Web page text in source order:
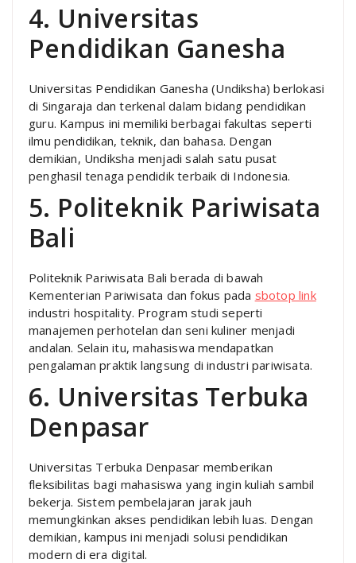
4. Universitas
Pendidikan Ganesha
Universitas Pendidikan Ganesha (Undiksha) berlokasi
di Singaraja dan terkenal dalam bidang pendidikan
guru. Kampus ini memiliki berbagai fakultas seperti
ilmu pendidikan, teknik, dan bahasa. Dengan
demikian, Undiksha menjadi salah satu pusat
penghasil tenaga pendidik terbaik di Indonesia.
5. Politeknik Pariwisata
Bali
Politeknik Pariwisata Bali berada di bawah
Kementerian Pariwisata dan fokus pada sbotop link
industri hospitality. Program studi seperti
manajemen perhotelan dan seni kuliner menjadi
andalan. Selain itu, mahasiswa mendapatkan
pengalaman praktik langsung di industri pariwisata.
6. Universitas Terbuka
Denpasar
Universitas Terbuka Denpasar memberikan
fleksibilitas bagi mahasiswa yang ingin kuliah sambil
bekerja. Sistem pembelajaran jarak jauh
memungkinkan akses pendidikan lebih luas. Dengan
demikian, kampus ini menjadi solusi pendidikan
modern di era digital.